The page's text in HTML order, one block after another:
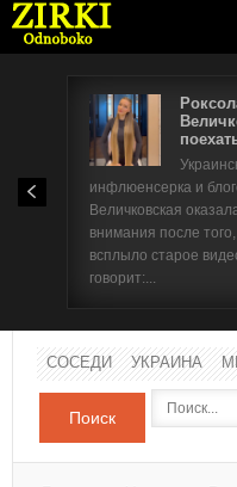
инфлюенсерка и
Величковская
внимания после того,
всплыло старое
говорит:...
СОСЕДИ УКРАИНА
Поиск